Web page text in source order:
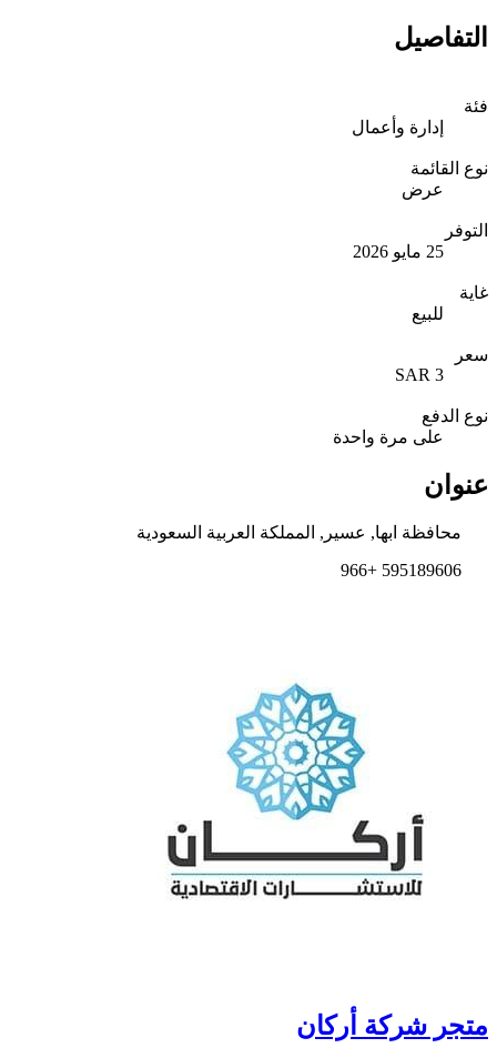
التفاصيل
فئة
إدارة وأعمال
نوع القائمة
عرض
التوفر
25 مايو 2026
غاية
للبيع
سعر
3 SAR
نوع الدفع
على مرة واحدة
عنوان
محافظة ابها, عسير, المملكة العربية السعودية
595189606 +966
متجر شركة أركان